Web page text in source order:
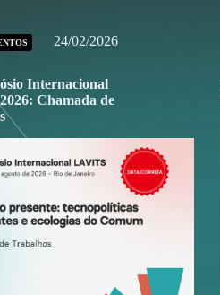
24/02/2026
Internacional
Chamada de